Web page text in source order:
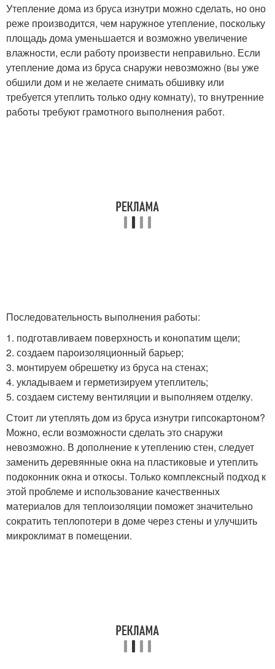
Утепление дома из бруса изнутри можно сделать, но оно
реже производится, чем наружное утепление, поскольку
площадь дома уменьшается и возможно увеличение
влажности, если работу произвести неправильно. Если
утепление дома из бруса снаружи невозможно (вы уже
обшили дом и не желаете снимать обшивку или
требуется утеплить только одну комнату), то внутренние
работы требуют грамотного выполнения работ.
Последовательность выполнения работы:
1. подготавливаем поверхность и конопатим щели;
2. создаем пароизоляционный барьер;
3. монтируем обрешетку из бруса на стенах;
4. укладываем и герметизируем утеплитель;
5. создаем систему вентиляции и выполняем отделку.
Стоит ли утеплять дом из бруса изнутри гипсокартоном?
Можно, если возможности сделать это снаружи
невозможно. В дополнение к утеплению стен, следует
заменить деревянные окна на пластиковые и утеплить
подоконник окна и откосы. Только комплексный подход к
этой проблеме и использование качественных
материалов для теплоизоляции поможет значительно
сократить теплопотери в доме через стены и улучшить
микроклимат в помещении.